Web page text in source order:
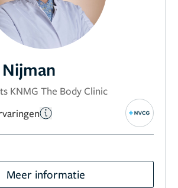
KNMG The Body Clinic
Meer informatie